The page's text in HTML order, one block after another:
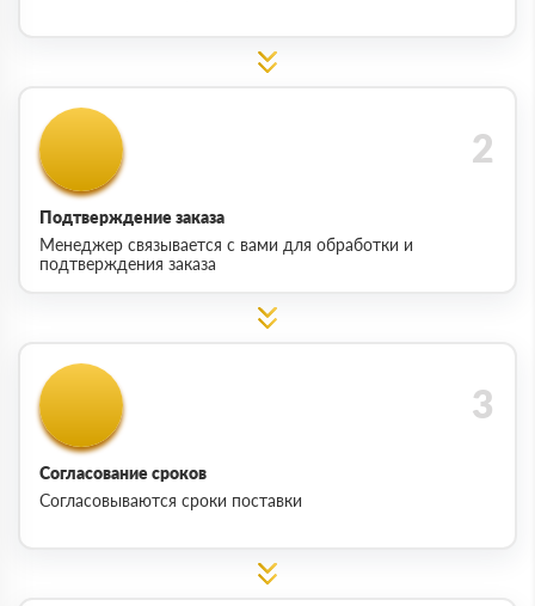
Подтверждение заказа
Менеджер связывается с вами для обработки и
подтверждения заказа
Согласование сроков
Согласовываются сроки поставки